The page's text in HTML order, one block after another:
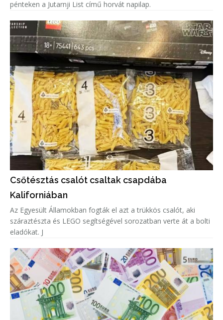
pénteken a Jutarnji List című horvát napilap.
Csőtésztás csalót csaltak csapdába
Kaliforniában
Az Egyesült Államokban fogták el azt a trükkös csalót, aki
száraztészta és LEGO segítségével sorozatban verte át a bolti
eladókat. J